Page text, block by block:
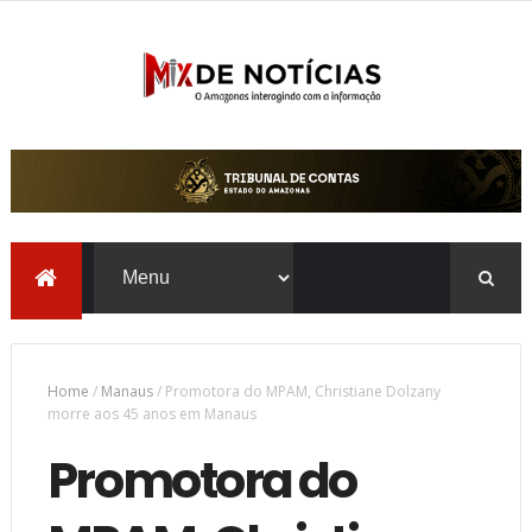
Home / Manaus/ Promotora do MPAM, Christiane Dolzany
morre aos 45 anos em Manaus
Promotora do